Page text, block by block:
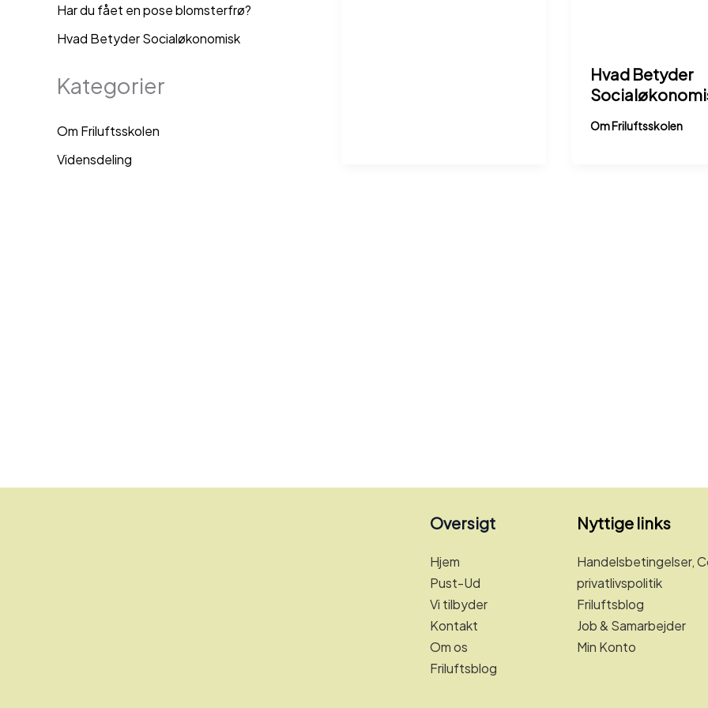
Har du fået en pose blomsterfrø?
Hvad Betyder Socialøkonomisk
Kategorier
Om Friluftsskolen
Vidensdeling
Hvad Betyder
Om Friluftsskolen
Oversigt
Hjem
Pust-Ud
Vi tilbyder
Kontakt
Om os
Friluftsblog
Nyttige links
Handelsbetingelser,
privatlivspolitik
Friluftsblog
Job & Samarbejder
Min Konto